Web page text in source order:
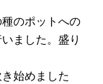
のポットへの
ました。盛り
始めました